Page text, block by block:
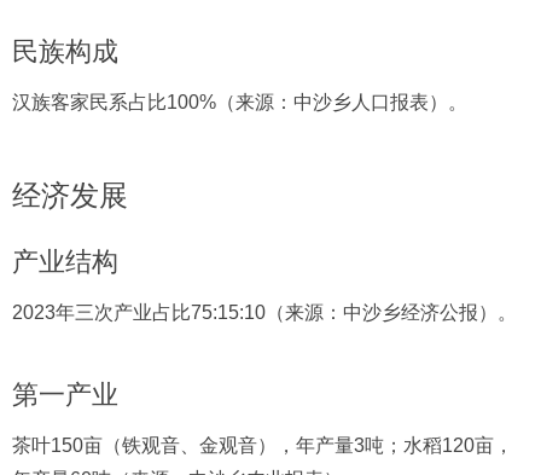
民族构成
汉族客家民系占比100%（来源：中沙乡人口报表）。
经济发展
产业结构
2023年三次产业占比75:15:10（来源：中沙乡经济公报）。
第一产业
茶叶150亩（铁观音、金观音），年产量3吨；水稻120亩，